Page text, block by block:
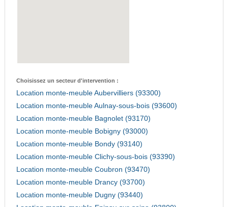
Choisissez un secteur d'intervention :
Location monte-meuble Aubervilliers (93300)
Location monte-meuble Aulnay-sous-bois (93600)
Location monte-meuble Bagnolet (93170)
Location monte-meuble Bobigny (93000)
Location monte-meuble Bondy (93140)
Location monte-meuble Clichy-sous-bois (93390)
Location monte-meuble Coubron (93470)
Location monte-meuble Drancy (93700)
Location monte-meuble Dugny (93440)